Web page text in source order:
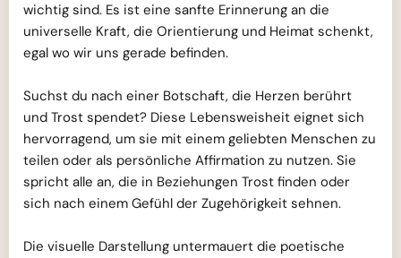
wichtig sind. Es ist eine sanfte Erinnerung an die
universelle Kraft, die Orientierung und Heimat schenkt,
egal wo wir uns gerade befinden.
Suchst du nach einer Botschaft, die Herzen berührt
und Trost spendet? Diese Lebensweisheit eignet sich
hervorragend, um sie mit einem geliebten Menschen zu
teilen oder als persönliche Affirmation zu nutzen. Sie
spricht alle an, die in Beziehungen Trost finden oder
sich nach einem Gefühl der Zugehörigkeit sehnen.
Die visuelle Darstellung untermauert die poetische